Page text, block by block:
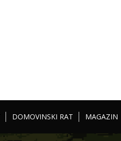
DOMOVINSKI RAT MAGAZIN